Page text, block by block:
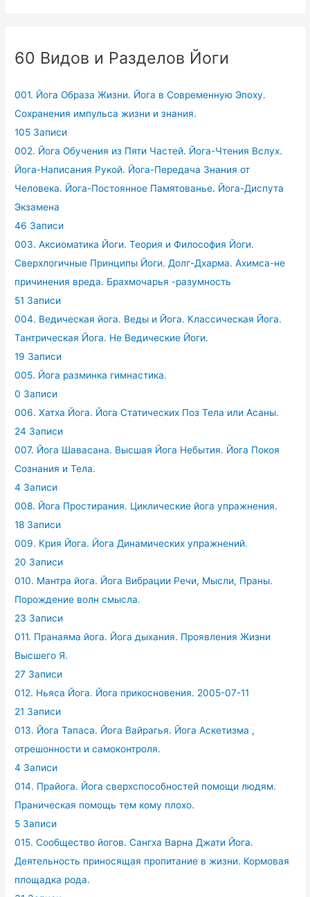
60 Видов и Разделов Йоги
001. Йога Образа Жизни. Йога в Современную Эпоху.
Сохранения импульса жизни и знания.
105 Записи
002. Йога Обучения из Пяти Частей. Йога-Чтения Вслух.
Йога-Написания Рукой. Йога-Передача Знания от
Человека. Йога-Постоянное Памятованье. Йога-Диспута
Экзамена
46 Записи
003. Аксиоматика Йоги. Теория и Философия Йоги.
Сверхлогичные Принципы Йоги. Долг-Дхарма. Ахимса-не
причинения вреда. Брахмочарья -разумность
51 Записи
004. Ведическая йога. Веды и Йога. Классическая Йога.
Тантрическая Йога. Не Ведические Йоги.
19 Записи
005. Йога разминка гимнастика.
0 Записи
006. Хатха Йога. Йога Статических Поз Тела или Асаны.
24 Записи
007. Йога Шавасана. Высшая Йога Небытия. Йога Покоя
Сознания и Тела.
4 Записи
008. Йога Простирания. Циклические йога упражнения.
18 Записи
009. Крия Йога. Йога Динамических упражнений.
20 Записи
010. Мантра йога. Йога Вибрации Речи, Мысли, Праны.
Порождение волн смысла.
23 Записи
011. Пранаяма йога. Йога дыхания. Проявления Жизни
Высшего Я.
27 Записи
012. Ньяса Йога. Йога прикосновения. 2005-07-11
21 Записи
013. Йога Тапаса. Йога Вайрагья. Йога Аскетизма ,
отрешонности и самоконтроля.
4 Записи
014. Прайога. Йога сверхспособностей помощи людям.
Праническая помощь тем кому плохо.
5 Записи
015. Сообщество йогов. Сангха Варна Джати Йога.
Деятельность приносящая пропитание в жизни. Кормовая
площадка рода.